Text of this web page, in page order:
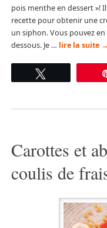
pois menthe en dessert »!
recette pour obtenir une
un siphon. Vous pouvez
dessous. Je … lire la suite →
Carottes et
coulis de